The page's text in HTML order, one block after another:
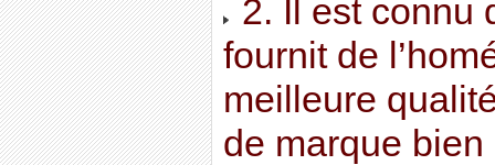
2. Il est connu
fournit de
meilleure
de marque